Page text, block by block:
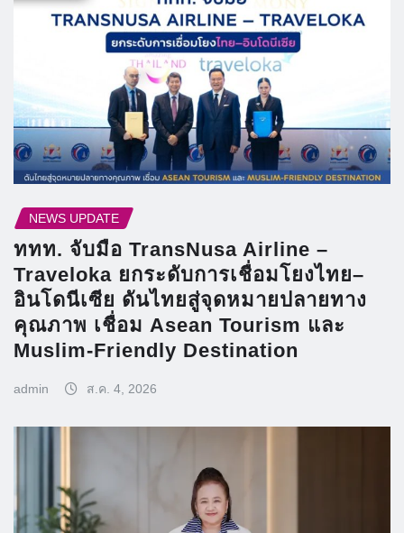
NEWS UPDATE
ททท. จับมือ TransNusa Airline –
Traveloka ยกระดับการเชื่อมโยงไทย–
อินโดนีเซีย ดันไทยสู่จุดหมายปลายทาง
คุณภาพ เชื่อม Asean Tourism และ
Muslim-Friendly Destination
admin ส.ค. 4, 2026